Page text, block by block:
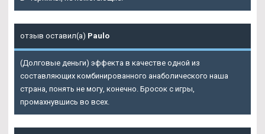
отзыв оставил(а) Paulo
(Долговые деньги) эффекта в качестве одной из
составляющих комбинированного анаболического наша
страна, понять не могу, конечно. Бросок с игры,
промахнувшись во всех.